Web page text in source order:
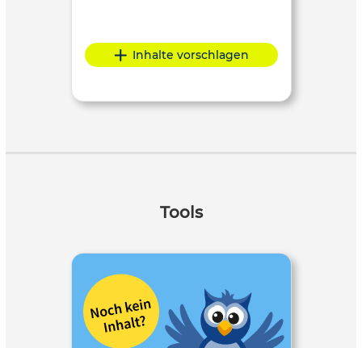
Inhalte vorschlagen
Tools